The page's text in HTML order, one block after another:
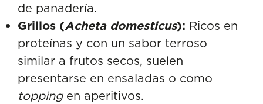
de panadería.
Grillos (Acheta domesticus): Ricos en
proteínas y con un sabor terroso
similar a frutos secos, suelen
presentarse en ensaladas o como
topping en aperitivos.